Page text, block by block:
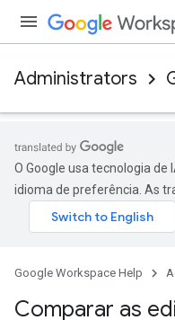
Administrators
O Google usa tecnologia de
idioma de preferência. As
Google Workspace Help
Comparar as